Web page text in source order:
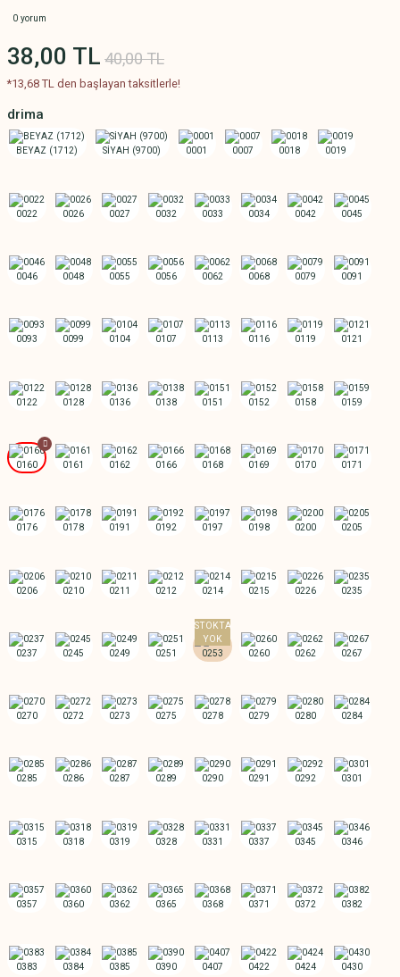
0 yorum
38,00 TL 40,00 TL
*13,68 TL den başlayan taksitlerle!
drima